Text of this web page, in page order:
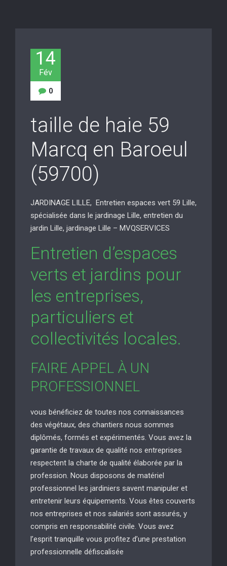
14
Fév
0
taille de haie 59
Marcq en Baroeul
(59700)
JARDINAGE LILLE, Entretien espaces vert 59 Lille,
spécialisée dans le jardinage Lille, entretien du
jardin Lille, jardinage Lille – MVQSERVICES
Entretien d’espaces
verts et jardins pour
les entreprises,
particuliers et
collectivités locales.
FAIRE APPEL À UN
PROFESSIONNEL
vous bénéficiez de toutes nos connaissances
des végétaux, des chantiers nous sommes
diplômés, formés et expérimentés. Vous avez la
garantie de travaux de qualité nos entreprises
respectent la charte de qualité élaborée par la
profession. Nous disposons de matériel
professionnel les jardiniers savent manipuler et
entretenir leurs équipements. Vous êtes couverts
nos entreprises et nos salariés sont assurés, y
compris en responsabilité civile. Vous avez
l’esprit tranquille vous profitez d’une prestation
professionnelle défiscalisée